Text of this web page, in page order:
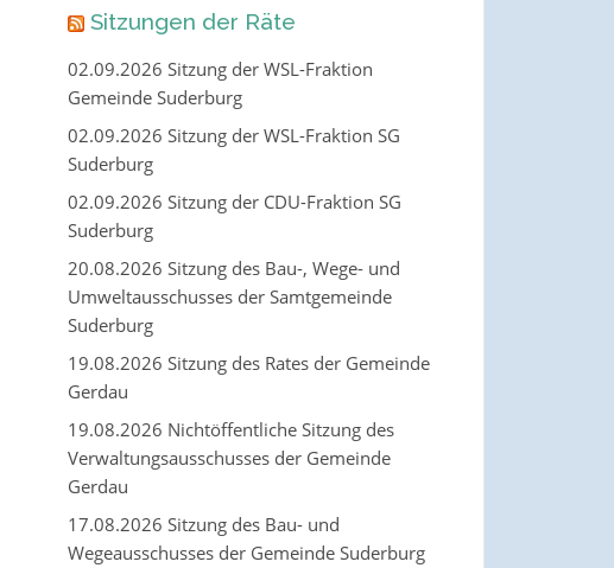
Sitzungen der Räte
02.09.2026 Sitzung der WSL-Fraktion
Gemeinde Suderburg
02.09.2026 Sitzung der WSL-Fraktion SG
Suderburg
02.09.2026 Sitzung der CDU-Fraktion SG
Suderburg
20.08.2026 Sitzung des Bau-, Wege- und
Umweltausschusses der Samtgemeinde
Suderburg
19.08.2026 Sitzung des Rates der Gemeinde
Gerdau
19.08.2026 Nichtöffentliche Sitzung des
Verwaltungsausschusses der Gemeinde
Gerdau
17.08.2026 Sitzung des Bau- und
Wegeausschusses der Gemeinde Suderburg